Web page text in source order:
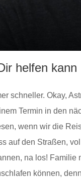
helfen kann
schneller. Okay,
Termin in den
wenn wir die
auf den Straßen,
na los!
können,